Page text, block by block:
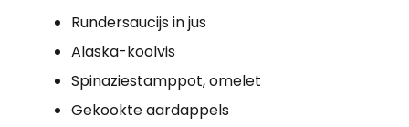
Rundersaucijs in jus
Alaska-koolvis
Spinaziestamppot, omelet
Gekookte aardappels